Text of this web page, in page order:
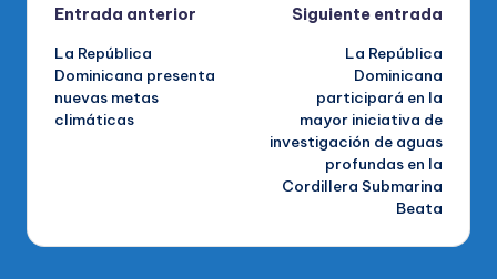
Navegación
de
entradas
Entrada anterior
La República
Dominicana presenta
nuevas metas
climáticas
Siguiente entrada
La República
Dominicana
participará en la
mayor iniciativa de
investigación de aguas
profundas en la
Cordillera Submarina
Beata